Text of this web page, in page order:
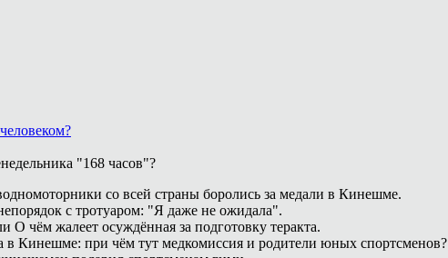
"168 часов"?
со всей страны боролись за медали в Кинешме.
с тротуаром: "Я даже не ожидала".
чём жалеет осуждённая за подготовку теракта.
в Кинешме: при чём тут медкомиссия и родители юных спортсменов?